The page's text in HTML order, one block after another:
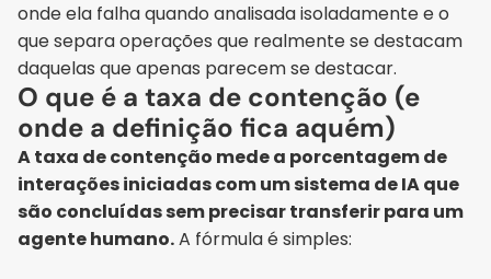
onde ela falha quando analisada isoladamente e o
que separa operações que realmente se destacam
daquelas que apenas parecem se destacar.
O que é a taxa de contenção (e
onde a definição fica aquém)
A taxa de contenção mede a porcentagem de
interações iniciadas com um sistema de IA que
são concluídas sem precisar transferir para um
agente humano. A fórmula é simples: